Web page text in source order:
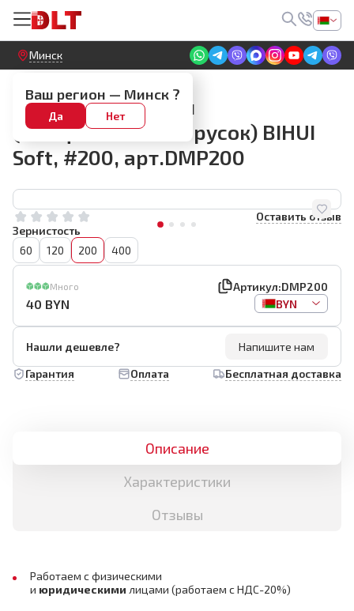
Круглосуточный! Прием заявок на сайте
Минск
Ваш регион — Минск ?
Да Нет
Алмазные притиры
Притир алмазный
(шлифовальный брусок) BIHUI
Soft, #200, арт.DMP200
Оставить отзыв
Зернистость
60
120 200 400
Много Артикул:DMP200
40 BYN BYN
Нашли дешевле?
Напишите нам
Гарантия
Оплата Бесплатная доставка
Описание
Характеристики
Отзывы
Работаем с физическими
и юридическими лицами (работаем с НДС-20%)